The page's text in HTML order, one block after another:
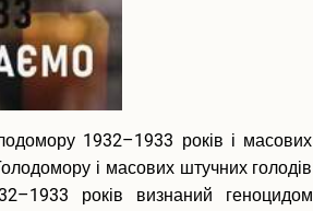
1932–1933 років і масових
і масових штучних голодів
років визнаний геноцидом